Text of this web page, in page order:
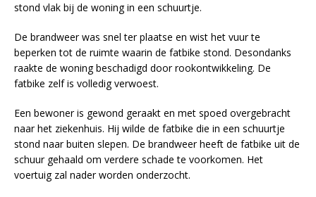
stond vlak bij de woning in een schuurtje.
De brandweer was snel ter plaatse en wist het vuur te
beperken tot de ruimte waarin de fatbike stond. Desondanks
raakte de woning beschadigd door rookontwikkeling. De
fatbike zelf is volledig verwoest.
Een bewoner is gewond geraakt en met spoed overgebracht
naar het ziekenhuis. Hij wilde de fatbike die in een schuurtje
stond naar buiten slepen. De brandweer heeft de fatbike uit de
schuur gehaald om verdere schade te voorkomen. Het
voertuig zal nader worden onderzocht.